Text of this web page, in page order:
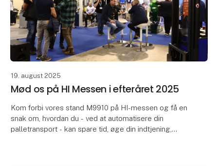
19. august 2025
Mød os på HI Messen i efteråret 2025
Kom forbi vores stand M9910 på HI-messen og få en
snak om, hvordan du - ved at automatisere din
palletransport - kan spare tid, øge din indtjening,